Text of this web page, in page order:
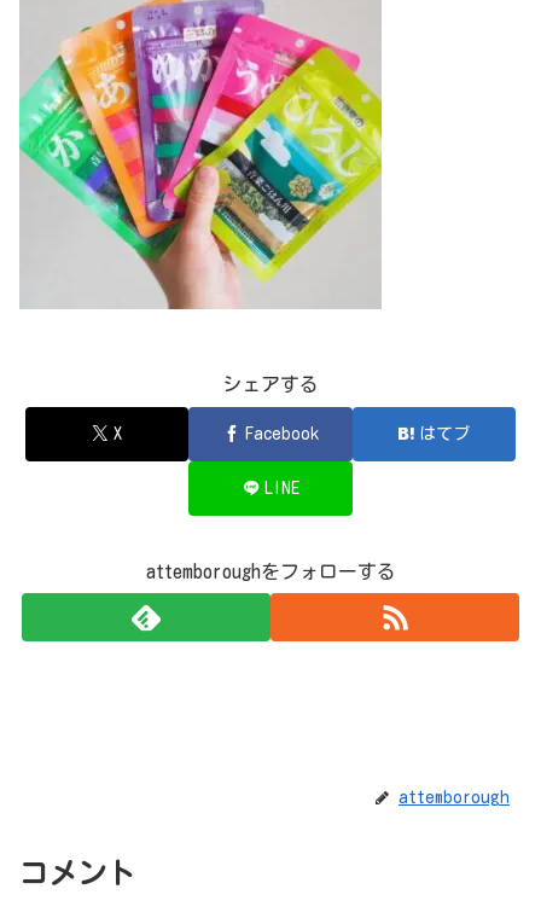
シェアする
X Facebook はてブ
LINE
attemboroughをフォローする
attemborough
コメント